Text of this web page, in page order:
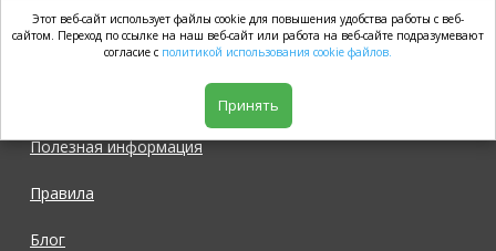
market.com
Полезная информация
Правила
Блог
Этот веб-сайт использует файлы cookie для повышения удобства работы с веб-
сайтом. Переход по ссылке на наш веб-сайт или работа на веб-сайте подразумевают
согласие с политикой использования cookie файлов.
Принять